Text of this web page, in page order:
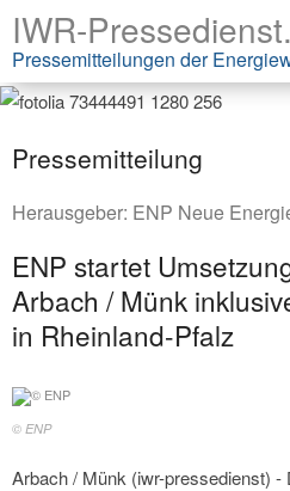
IWR-
Pressemitteilungen der
Pressemitteilung
Herausgeber: ENP Neue
ENP startet
Arbach / Münk
in Rheinland-Pfalz
© ENP
Arbach / Münk (iwr-pressedienst) -